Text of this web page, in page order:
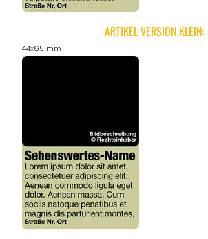
ARTIKEL VERSION KLEIN:
44x65 mm